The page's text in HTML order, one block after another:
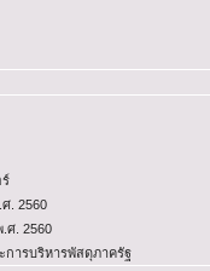
ร์
. 2560
.ศ. 2560
การบริหารพัสดุภาครัฐ